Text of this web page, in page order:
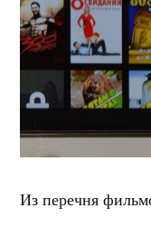
Из перечня